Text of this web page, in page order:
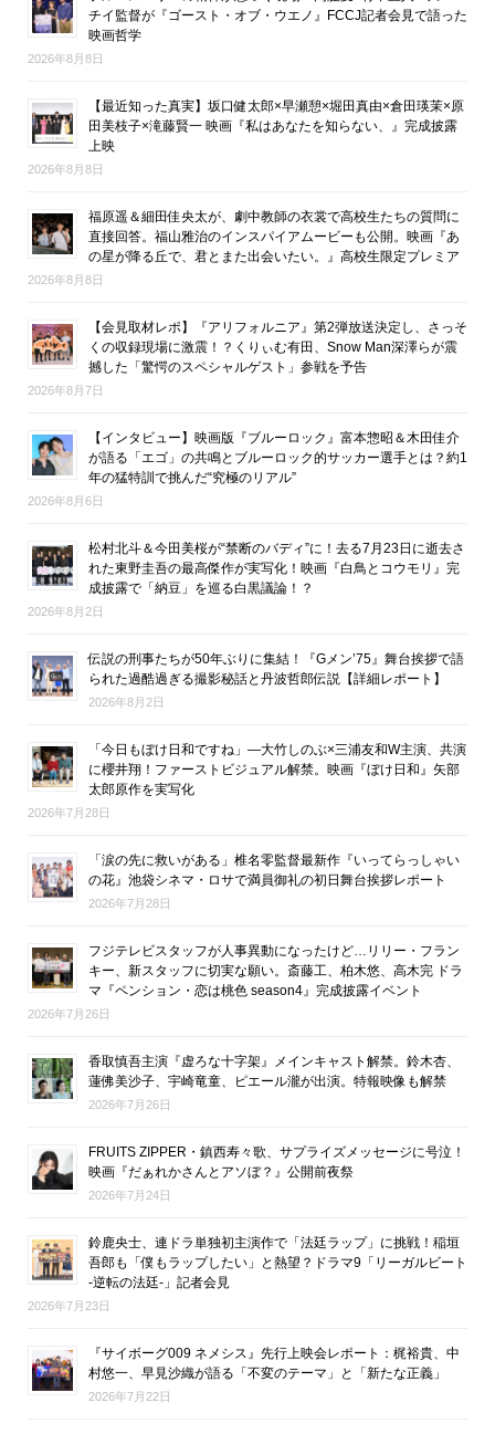
チイ監督が『ゴースト・オブ・ウエノ』FCCJ記者会見で語った
映画哲学
2026年8月8日
【最近知った真実】坂口健太郎×早瀬憩×堀田真由×倉田瑛茉×原
田美枝子×滝藤賢一 映画『私はあなたを知らない、』完成披露
上映
2026年8月8日
福原遥＆細田佳央太が、劇中教師の衣裳で高校生たちの質問に
直接回答。福山雅治のインスパイアムービーも公開。映画『あ
の星が降る丘で、君とまた出会いたい。』高校生限定プレミア
2026年8月8日
【会見取材レポ】『アリフォルニア』第2弾放送決定し、さっそ
くの収録現場に激震！？くりぃむ有田、Snow Man深澤らが震
撼した「驚愕のスペシャルゲスト」参戦を予告
2026年8月7日
【インタビュー】映画版『ブルーロック』富本惣昭＆木田佳介
が語る「エゴ」の共鳴とブルーロック的サッカー選手とは？約1
年の猛特訓で挑んだ“究極のリアル”
2026年8月6日
松村北斗＆今田美桜が“禁断のバディ”に！去る7月23日に逝去さ
れた東野圭吾の最高傑作が実写化！映画『白鳥とコウモリ』完
成披露で「納豆」を巡る白黒議論！？
2026年8月2日
伝説の刑事たちが50年ぶりに集結！『Gメン’75』舞台挨拶で語
られた過酷過ぎる撮影秘話と丹波哲郎伝説【詳細レポート】
2026年8月2日
「今日もぼけ日和ですね」―大竹しのぶ×三浦友和W主演、共演
に櫻井翔！ファーストビジュアル解禁。映画『ぼけ日和』矢部
太郎原作を実写化
2026年7月28日
「涙の先に救いがある」椎名零監督最新作『いってらっしゃい
の花』池袋シネマ・ロサで満員御礼の初日舞台挨拶レポート
2026年7月28日
フジテレビスタッフが人事異動になったけど…リリー・フラン
キー、新スタッフに切実な願い。斎藤工、柏木悠、高木完 ドラ
マ『ペンション・恋は桃色 season4』完成披露イベント
2026年7月26日
香取慎吾主演『虚ろな十字架』メインキャスト解禁。鈴木杏、
蓮佛美沙子、宇崎竜童、ピエール瀧が出演。特報映像も解禁
2026年7月26日
FRUITS ZIPPER・鎮西寿々歌、サプライズメッセージに号泣！
映画『だぁれかさんとアソぼ？』公開前夜祭
2026年7月24日
鈴鹿央士、連ドラ単独初主演作で「法廷ラップ」に挑戦！稲垣
吾郎も「僕もラップしたい」と熱望？ドラマ9「リーガルビート
-逆転の法廷-」記者会見
2026年7月23日
『サイボーグ009 ネメシス』先行上映会レポート：梶裕貴、中
村悠一、早見沙織が語る「不変のテーマ」と「新たな正義」
2026年7月22日